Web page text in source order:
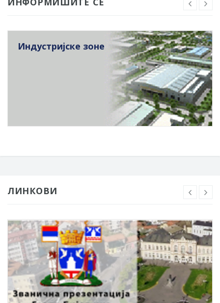
Индустријске зоне
ЛИНКОВИ